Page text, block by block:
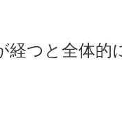
全体的に透